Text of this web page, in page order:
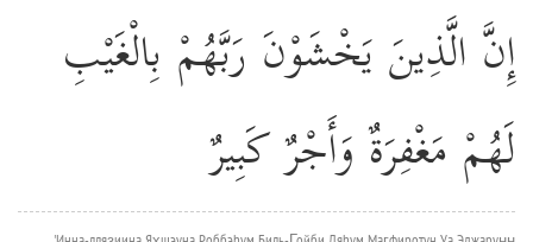
إِنَّ الَّذِينَ يَخْشَوْنَ رَبَّهُمْ بِالْغَيْبِ
لَهُمْ مَغْفِرَةٌ وَأَجْرٌ كَبِيرٌ